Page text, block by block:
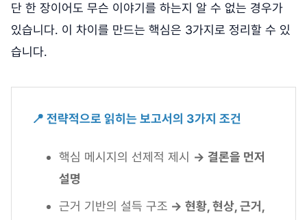
단 한 장이어도 무슨 이야기를 하는지 알 수 없는 경우가
있습니다. 이 차이를 만드는 핵심은 3가지로 정리할 수 있
습니다.
📍 전략적으로 읽히는 보고서의 3가지 조건
핵심 메시지의 선제적 제시 → 결론을 먼저
설명
근거 기반의 설득 구조 → 현황, 현상, 근거,